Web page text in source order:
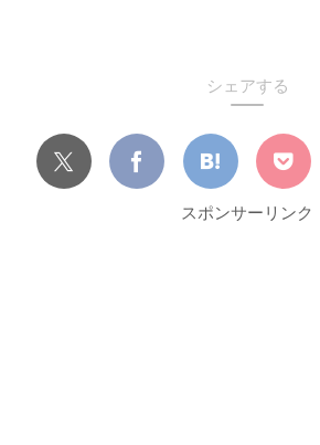
シェアする
スポンサーリンク